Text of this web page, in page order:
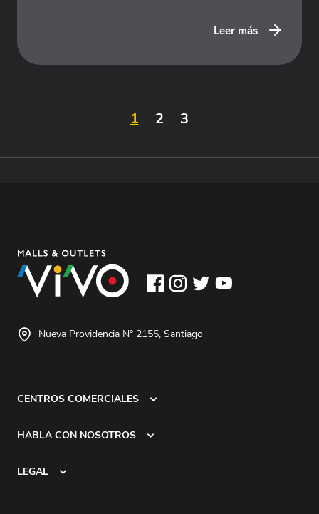
Leer más
1 2 3
Nueva Providencia N° 2155, Santiago
CENTROS COMERCIALES
HABLA CON NOSOTROS
LEGAL